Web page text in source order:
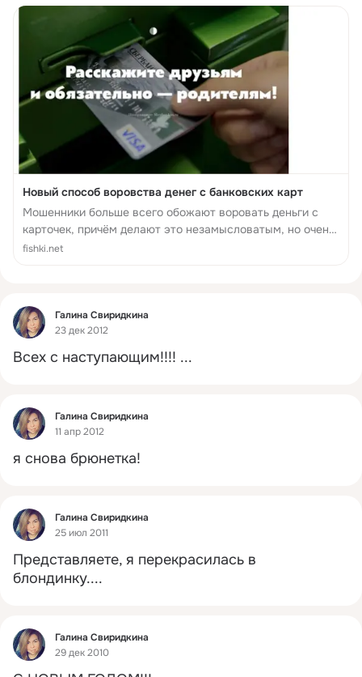
Новый способ воровства денег с банковских карт
Мошенники больше всего обожают воровать деньги с
карточек, причём делают это незамысловатым, но очень
эффективным способом...
fishki.net
Фид
Галина Свиридкина
23 дек 2012
Всех с наступающим!!!! ...
Фид
Галина Свиридкина
11 апр 2012
я снова брюнетка!
Фид
Галина Свиридкина
25 июл 2011
Представляете, я перекрасилась в
блондинку....
Фид
Галина Свиридкина
29 дек 2010